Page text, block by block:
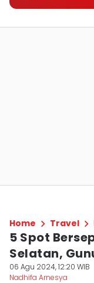
Home Travel
5 Spot
Selatan,
06 Agu 2024, 12:20 WIB
Nadhifa Arnesya